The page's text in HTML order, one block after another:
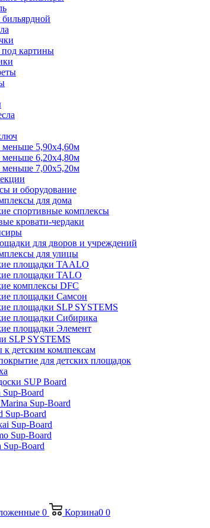
картины
меньше 5,90х4,60м
меньше 6,20х4,80м
меньше 7,00х5,20м
и оборудование
для дома
спортивные комплексы
кровати-чердаки
для дворов и учреждений
для улицы
площадки TAALO
площадки TALO
комплексы DFC
площадки Самсон
площадки SLP SYSTEMS
площадки Сибирика
площадки Элемент
SLP SYSTEMS
к детским комлпексам
для детских площадок
SUP Board
Sup-Board
Sup-Board
Sup-Board
Sup-Board
Sup-Board
Sup-Board
0 Корзина0 0